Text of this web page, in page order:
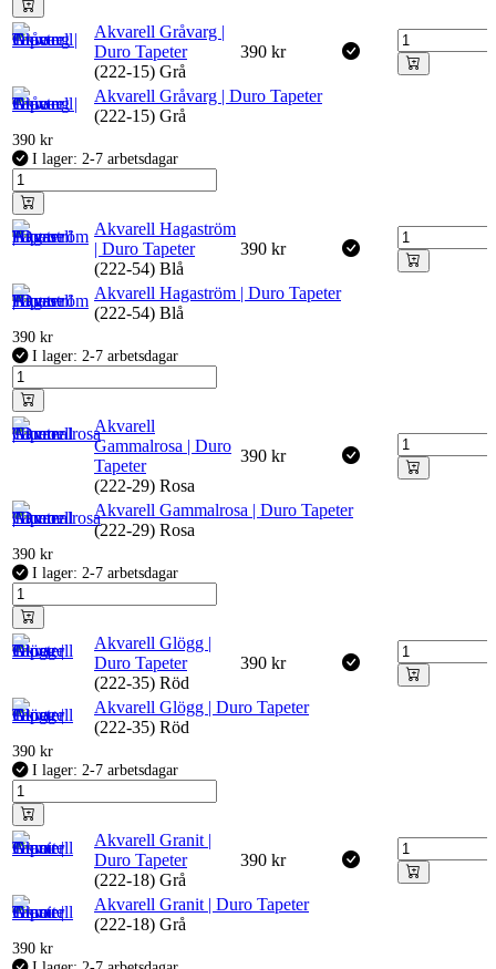
Akvarell Gråvarg |
Duro Tapeter
(222-15) Grå
390 kr
Akvarell Gråvarg | Duro Tapeter
(222-15) Grå
390 kr
I lager: 2-7 arbetsdagar
Akvarell Hagaström
| Duro Tapeter
(222-54) Blå
390 kr
Akvarell Hagaström | Duro Tapeter
(222-54) Blå
390 kr
I lager: 2-7 arbetsdagar
Akvarell
Gammalrosa | Duro
Tapeter
(222-29) Rosa
390 kr
Akvarell Gammalrosa | Duro Tapeter
(222-29) Rosa
390 kr
I lager: 2-7 arbetsdagar
Akvarell Glögg |
Duro Tapeter
(222-35) Röd
390 kr
Akvarell Glögg | Duro Tapeter
(222-35) Röd
390 kr
I lager: 2-7 arbetsdagar
Akvarell Granit |
Duro Tapeter
(222-18) Grå
390 kr
Akvarell Granit | Duro Tapeter
(222-18) Grå
390 kr